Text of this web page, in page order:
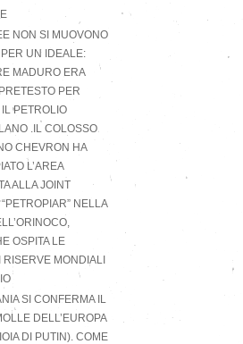
NON SI MUOVONO
UN IDEALE:
MADURO ERA
PER
IL PETROLIO
.IL COLOSSO
CHEVRON HA
L’AREA
ALLA JOINT
NELLA
OSPITA LE
RISERVE MONDIALI
SI CONFERMA IL
DELL’EUROPA
DI PUTIN). COME